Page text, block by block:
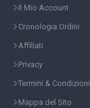
Il Mio Account
Cronologia Ordini
Affiliati
Privacy
Termini & Condizioni
Mappa del Sito